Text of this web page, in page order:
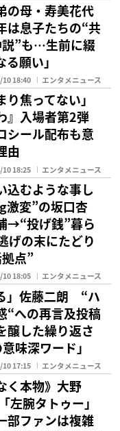
の母・寿美花代
息子たちの“共
”も…生前に綴
願い」
18:40 エンタメニュース
り焦ってない」
』入場者第2弾
シール配布も意
由
18:25 エンタメニュース
込むような事し
激変”の坂口杏
→“投げ銭”暮ら
げの末にたどり
点”
18:05 エンタメニュース
」佐藤二朗 “ハ
“への再言及投稿
した繰り返さ
味深ワード」
17:15 エンタメニュース
く本物》大野
腕タトゥー」
部ファンは複雑